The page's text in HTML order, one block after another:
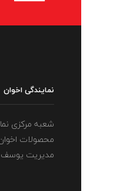
نمایندگی اخوان
شعبه مرکزی
محصولات
مدیریت